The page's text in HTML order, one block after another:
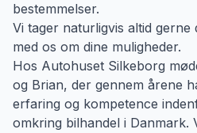
bestemmelser.
Vi tager naturligvis altid
med os om dine muligheder.
Hos Autohuset Silkeborg
og Brian, der gennem årene
erfaring og kompetence
omkring bilhandel i Danmark.